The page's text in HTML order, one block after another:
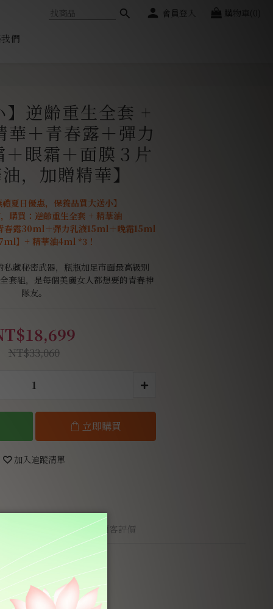
會員登入 購物車(0)
們
】逆齡重生全套 +
華＋青春露＋彈力
眼霜＋面膜３片
，加贈精華】
夏日優惠，保養品買大送小】
購買：逆齡重生全套 + 精華油
春露30ml＋彈力乳液15ml＋晚霜15ml
】+ 精華油4ml *3！
藏秘密武器，瓶瓶加足市面最高級別
套組，是每個美麗女人都想要的青春神
隊友。
NT$33,060
立即購買
加入追蹤清單
顧客評價